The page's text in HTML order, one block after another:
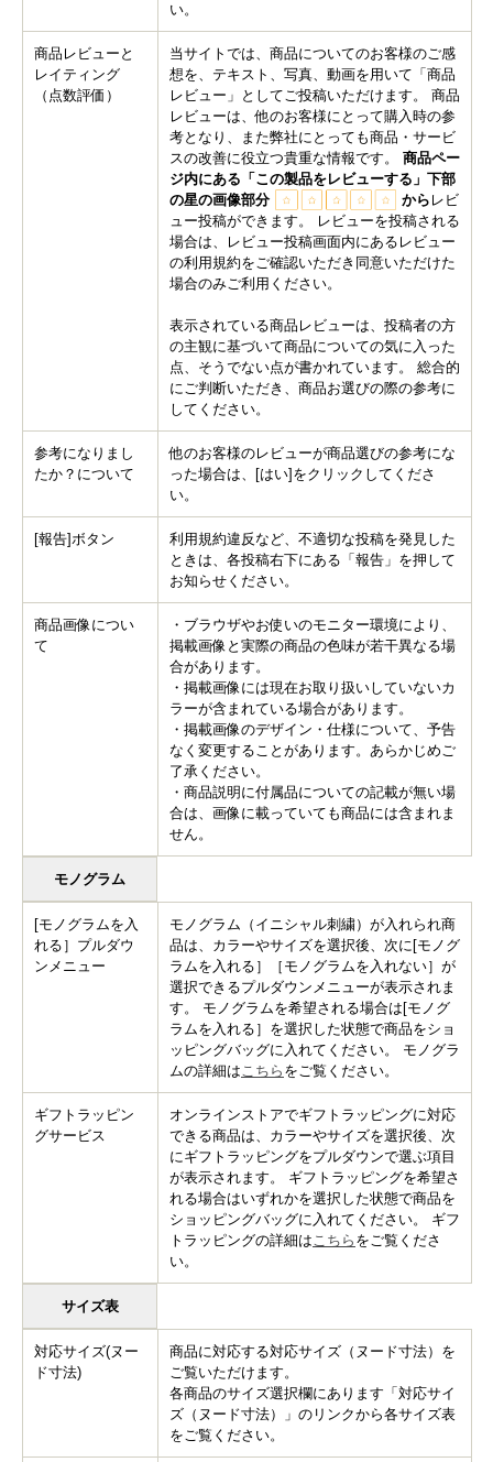
い。
商品レビューと
レイティング
（点数評価）
当サイトでは、商品についてのお客様のご感
想を、テキスト、写真、動画を用いて「商品
レビュー」としてご投稿いただけます。 商品
レビューは、他のお客様にとって購入時の参
考となり、また弊社にとっても商品・サービ
スの改善に役立つ貴重な情報です。 商品ペー
ジ内にある「この製品をレビューする」下部
の星の画像部分
から レビ
ュー投稿ができます。 レビューを投稿される
場合は、レビュー投稿画面内にあるレビュー
の利用規約をご確認いただき同意いただけた
場合のみご利用ください。
表示されている商品レビューは、投稿者の方
の主観に基づいて商品についての気に入った
点、そうでない点が書かれています。 総合的
にご判断いただき、商品お選びの際の参考に
してください。
参考になりまし
たか？について
他のお客様のレビューが商品選びの参考にな
った場合は、[はい]をクリックしてくださ
い。
[報告]ボタン
利用規約違反など、不適切な投稿を発見した
ときは、各投稿右下にある「報告」を押して
お知らせください。
商品画像につい
て
・ブラウザやお使いのモニター環境により、
掲載画像と実際の商品の色味が若干異なる場
合があります。
・掲載画像には現在お取り扱いしていないカ
ラーが含まれている場合があります。
・掲載画像のデザイン・仕様について、予告
なく変更することがあります。あらかじめご
了承ください。
・商品説明に付属品についての記載が無い場
合は、画像に載っていても商品には含まれま
せん。
モノグラム
[モノグラムを入
れる］プルダウ
ンメニュー
モノグラム（イニシャル刺繍）が入れられ商
品は、カラーやサイズを選択後、次に[モノグ
ラムを入れる］［モノグラムを入れない］が
選択できるプルダウンメニューが表示されま
す。 モノグラムを希望される場合は[モノグ
ラムを入れる］を選択した状態で商品をショ
ッピングバッグに入れてください。 モノグラ
ムの詳細はこちら をご覧ください。
ギフトラッピン
グサービス
オンラインストアでギフトラッピングに対応
できる商品は、カラーやサイズを選択後、次
にギフトラッピングをプルダウンで選ぶ項目
が表示されます。 ギフトラッピングを希望さ
れる場合はいずれかを選択した状態で商品を
ショッピングバッグに入れてください。 ギフ
トラッピングの詳細はこちら をご覧くださ
い。
サイズ表
対応サイズ(ヌー
ド寸法)
商品に対応する対応サイズ（ヌード寸法）を
ご覧いただけます。
各商品のサイズ選択欄にあります「対応サイ
ズ（ヌード寸法）」のリンクから各サイズ表
をご覧ください。